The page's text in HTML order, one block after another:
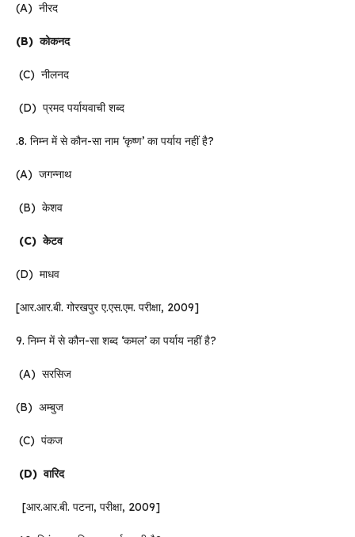
(A) नीरद
(B)कोकनद
(C) नीलनद
(D) प्रमद पर्यायवाची शब्द
.8. निम्न में से कौन-सा नाम ‘कृष्ण’ का पर्याय नहीं है?
(A) जगन्नाथ
(B) केशव
(C)केटव
(D) माधव
[आर.आर.बी. गोरखपुर ए.एस.एम. परीक्षा, 2009]
9. निम्न में से कौन-सा शब्द ‘कमल’ का पर्याय नहीं है?
(A) सरसिज
(B) अम्बुज
(C) पंकज
(D)वारिद
[आर.आर.बी. पटना, परीक्षा, 2009]